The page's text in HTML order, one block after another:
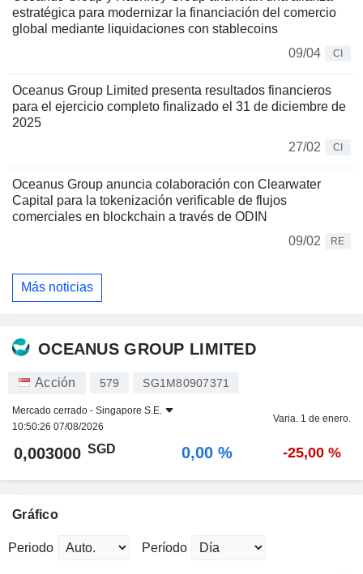
estratégica para modernizar la financiación del comercio
global mediante liquidaciones con stablecoins
09/04
CI
Oceanus Group Limited presenta resultados financieros
para el ejercicio completo finalizado el 31 de diciembre de
2025
27/02
CI
Oceanus Group anuncia colaboración con Clearwater
Capital para la tokenización verificable de flujos
comerciales en blockchain a través de ODIN
09/02
RE
Más noticias
OCEANUS GROUP LIMITED
Acción 579 SG1M80907371
Mercado cerrado - Singapore S.E.
10:50:26 07/08/2026
Varia. 1 de enero.
0,003000 SGD 0,00 % -25,00 %
Gráfico
Periodo Período